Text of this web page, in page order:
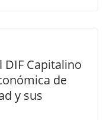
DIF Capitalino
de
y sus